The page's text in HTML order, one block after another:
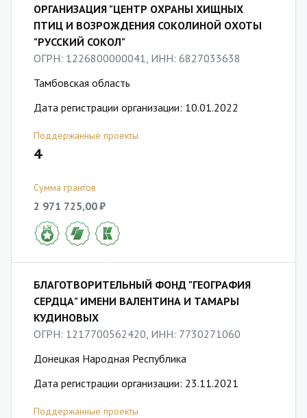
ОРГАНИЗАЦИЯ "ЦЕНТР ОХРАНЫ ХИЩНЫХ
ПТИЦ И ВОЗРОЖДЕНИЯ СОКОЛИНОЙ ОХОТЫ
"РУССКИЙ СОКОЛ"
ОГРН: 1226800000041, ИНН: 6827033638
Тамбовская область
Дата регистрации организации: 10.01.2022
Поддержанные проекты
4
Сумма грантов
2 971 725,00 ₽
БЛАГОТВОРИТЕЛЬНЫЙ ФОНД "ГЕОГРАФИЯ
СЕРДЦА" ИМЕНИ ВАЛЕНТИНА И ТАМАРЫ
КУДИНОВЫХ
ОГРН: 1217700562420, ИНН: 7730271060
Донецкая Народная Республика
Дата регистрации организации: 23.11.2021
Поддержанные проекты